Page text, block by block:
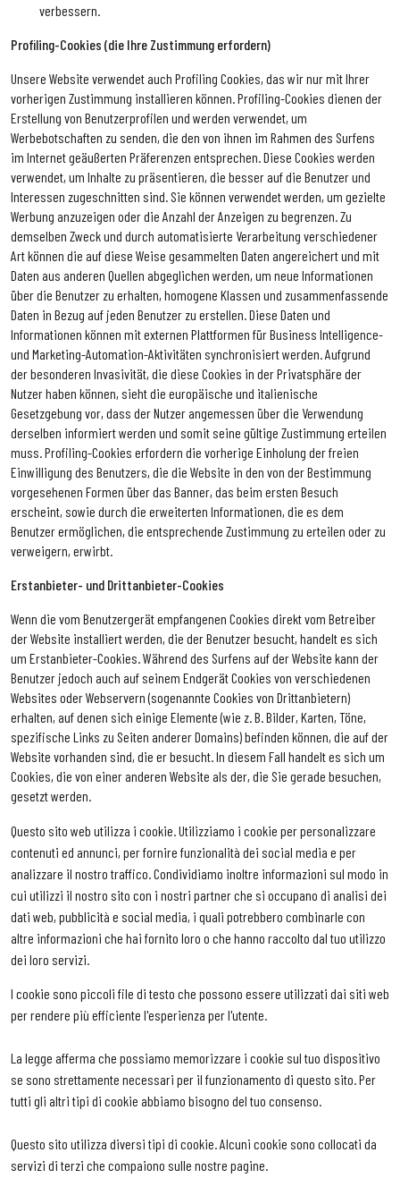
verbessern.
Profiling-Cookies (die Ihre Zustimmung erfordern)
Unsere Website verwendet auch Profiling Cookies, das wir nur mit Ihrer
vorherigen Zustimmung installieren können. Profiling-Cookies dienen der
Erstellung von Benutzerprofilen und werden verwendet, um
Werbebotschaften zu senden, die den von ihnen im Rahmen des Surfens
im Internet geäußerten Präferenzen entsprechen. Diese Cookies werden
verwendet, um Inhalte zu präsentieren, die besser auf die Benutzer und
Interessen zugeschnitten sind. Sie können verwendet werden, um gezielte
Werbung anzuzeigen oder die Anzahl der Anzeigen zu begrenzen. Zu
demselben Zweck und durch automatisierte Verarbeitung verschiedener
Art können die auf diese Weise gesammelten Daten angereichert und mit
Daten aus anderen Quellen abgeglichen werden, um neue Informationen
über die Benutzer zu erhalten, homogene Klassen und zusammenfassende
Daten in Bezug auf jeden Benutzer zu erstellen. Diese Daten und
Informationen können mit externen Plattformen für Business Intelligence-
und Marketing-Automation-Aktivitäten synchronisiert werden. Aufgrund
der besonderen Invasivität, die diese Cookies in der Privatsphäre der
Nutzer haben können, sieht die europäische und italienische
Gesetzgebung vor, dass der Nutzer angemessen über die Verwendung
derselben informiert werden und somit seine gültige Zustimmung erteilen
muss. Profiling-Cookies erfordern die vorherige Einholung der freien
Einwilligung des Benutzers, die die Website in den von der Bestimmung
vorgesehenen Formen über das Banner, das beim ersten Besuch
erscheint, sowie durch die erweiterten Informationen, die es dem
Benutzer ermöglichen, die entsprechende Zustimmung zu erteilen oder zu
verweigern, erwirbt.
Erstanbieter- und Drittanbieter-Cookies
Wenn die vom Benutzergerät empfangenen Cookies direkt vom Betreiber
der Website installiert werden, die der Benutzer besucht, handelt es sich
um Erstanbieter-Cookies. Während des Surfens auf der Website kann der
Benutzer jedoch auch auf seinem Endgerät Cookies von verschiedenen
Websites oder Webservern (sogenannte Cookies von Drittanbietern)
erhalten, auf denen sich einige Elemente (wie z. B. Bilder, Karten, Töne,
spezifische Links zu Seiten anderer Domains) befinden können, die auf der
Website vorhanden sind, die er besucht. In diesem Fall handelt es sich um
Cookies, die von einer anderen Website als der, die Sie gerade besuchen,
gesetzt werden.
Questo sito web utilizza i cookie. Utilizziamo i cookie per personalizzare
contenuti ed annunci, per fornire funzionalità dei social media e per
analizzare il nostro traffico. Condividiamo inoltre informazioni sul modo in
cui utilizzi il nostro sito con i nostri partner che si occupano di analisi dei
dati web, pubblicità e social media, i quali potrebbero combinarle con
altre informazioni che hai fornito loro o che hanno raccolto dal tuo utilizzo
dei loro servizi.
I cookie sono piccoli file di testo che possono essere utilizzati dai siti web
per rendere più efficiente l'esperienza per l'utente.
La legge afferma che possiamo memorizzare i cookie sul tuo dispositivo
se sono strettamente necessari per il funzionamento di questo sito. Per
tutti gli altri tipi di cookie abbiamo bisogno del tuo consenso.
Questo sito utilizza diversi tipi di cookie. Alcuni cookie sono collocati da
servizi di terzi che compaiono sulle nostre pagine.